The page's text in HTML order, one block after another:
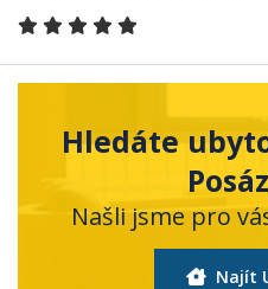
Hledáte
Našli jsme pro
Najít